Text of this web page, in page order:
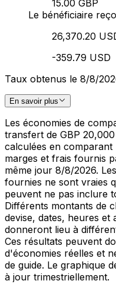
15.00 GBP
Le bénéficiaire
26,370.20
-359.79 USD
Taux obtenus le 8/8/
En savoir plus
Les économies de
transfert de GBP
calculées en
marges et frais fournis
même jour 8/8/2026.
fournies ne sont vraies
peuvent ne pas inclure
Différents montants de
devise, dates, heures et
donneront lieu à
Ces résultats peuvent
d'économies réelles et
de guide. Le graphique
à jour trimestriellement.